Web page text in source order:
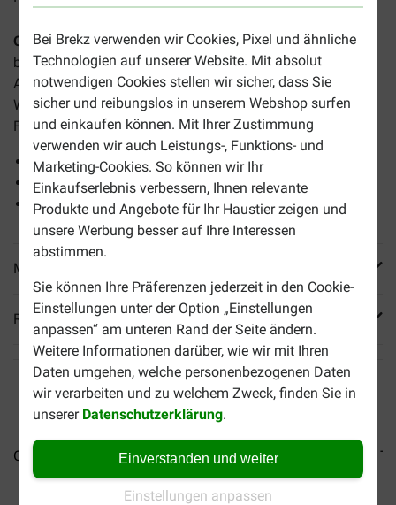
Bei Brekz verwenden wir Cookies, Pixel und ähnliche
Technologien auf unserer Website. Mit absolut
notwendigen Cookies stellen wir sicher, dass Sie
sicher und reibungslos in unserem Webshop surfen
und einkaufen können. Mit Ihrer Zustimmung
verwenden wir auch Leistungs-, Funktions- und
Marketing-Cookies. So können wir Ihr
Einkaufserlebnis verbessern, Ihnen relevante
Produkte und Angebote für Ihr Haustier zeigen und
unsere Werbung besser auf Ihre Interessen
abstimmen.
Sie können Ihre Präferenzen jederzeit in den Cookie-
Einstellungen unter der Option „Einstellungen
anpassen“ am unteren Rand der Seite ändern.
Weitere Informationen darüber, wie wir mit Ihren
Daten umgehen, welche personenbezogenen Daten
wir verarbeiten und zu welchem Zweck, finden Sie in
unserer Datenschutzerklärung.
Einverstanden und weiter
Einstellungen anpassen
Orijen Regional Red Katzenfutterist ein ganzheitliches
biologisches Futter das für Katzen aller Rassen und jeden
Alters entwickelt wurde. Reich an Eiweiß von Angus Rind,
Wildschwein, Bison und Schwein ergänzt mit Gemüse,
Früchten und frischem Fisch.
Ausschließlich frische Bestandteile.
Ausgezeichneter Geschmack.
Reich an Eiweiß.
Mehr Produktinfos
Reviews
Orijen Original Cat... Orijen Six Fish Katzenfutter Orijen